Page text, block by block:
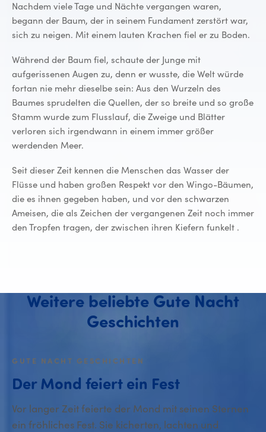
Nachdem viele Tage und Nächte vergangen waren,
begann der Baum, der in seinem Fundament zerstört war,
sich zu neigen. Mit einem lauten Krachen fiel er zu Boden.
Während der Baum fiel, schaute der Junge mit
aufgerissenen Augen zu, denn er wusste, die Welt würde
fortan nie mehr dieselbe sein: Aus den Wurzeln des
Baumes sprudelten die Quellen, der so breite und so große
Stamm wurde zum Flusslauf, die Zweige und Blätter
verloren sich irgendwann in einem immer größer
werdenden Meer.
Seit dieser Zeit kennen die Menschen das Wasser der
Flüsse und haben großen Respekt vor den Wingo-Bäumen,
die es ihnen gegeben haben, und vor den schwarzen
Ameisen, die als Zeichen der vergangenen Zeit noch immer
den Tropfen tragen, der zwischen ihren Kiefern funkelt .
Weitere beliebte Gute Nacht
Geschichten
GUTE NACHT GESCHICHTEN
Der Mond feiert ein Fest
Vor langer Zeit feierte der Mond mit seinen Sternen
ein fröhliches Fest. Sie kicherten, lachten und